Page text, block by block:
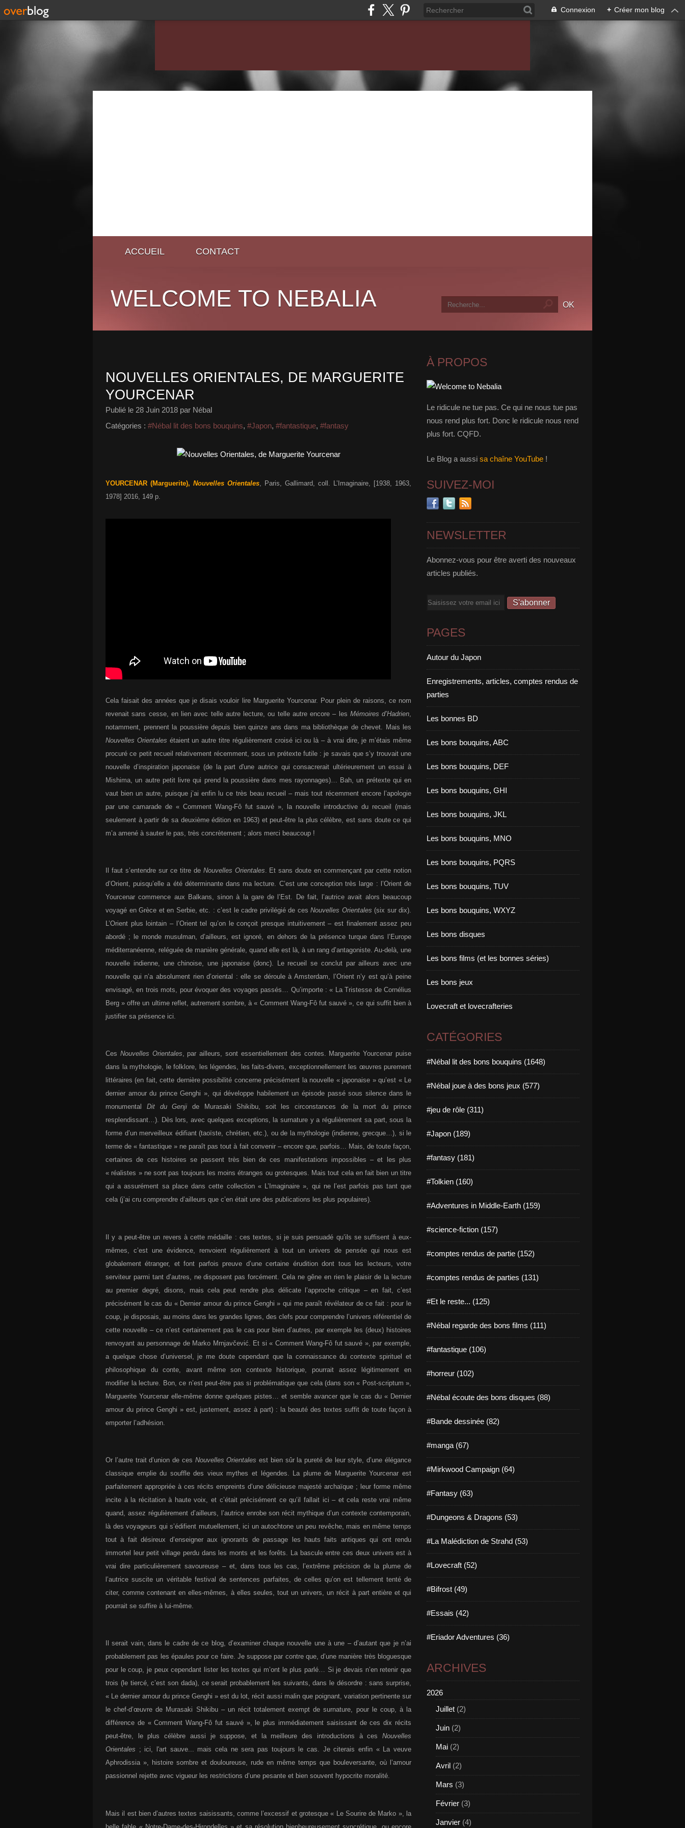
Connexion + Créer mon blog
ACCUEIL CONTACT
WELCOME TO NEBALIA
NOUVELLES ORIENTALES, DE MARGUERITE
YOURCENAR
Publié le 28 Juin 2018 par Nébal
Catégories : #Nébal lit des bons bouquins, #Japon, #fantastique, #fantasy
YOURCENAR (Marguerite), Nouvelles Orientales, Paris, Gallimard, coll. L’Imaginaire, [1938, 1963,
1978] 2016, 149 p.
Cela faisait des années que je disais vouloir lire Marguerite Yourcenar. Pour plein de raisons, ce nom
revenait sans cesse, en lien avec telle autre lecture, ou telle autre encore – les Mémoires d’Hadrien
notamment, prennent la poussière depuis bien quinze ans dans ma bibliothèque de chevet. Mais les
Nouvelles Orientales étaient un autre titre régulièrement croisé ici ou là – à vrai dire, je m’étais même
procuré ce petit recueil relativement récemment, sous un prétexte futile : je savais que s’y trouvait une
nouvelle d’inspiration japonaise (de la part d'une autrice qui consacrerait ultérieurement un essai à
Mishima, un autre petit livre qui prend la poussière dans mes rayonnages)… Bah, un prétexte qui en
vaut bien un autre, puisque j’ai enfin lu ce très beau recueil – mais tout récemment encore l’apologie
par une camarade de « Comment Wang-Fô fut sauvé », la nouvelle introductive du recueil (mais
seulement à partir de sa deuxième édition en 1963) et peut-être la plus célèbre, est sans doute ce qui
m’a amené à sauter le pas, très concrètement ; alors merci beaucoup !
Il faut s’entendre sur ce titre de Nouvelles Orientales . Et sans doute en commençant par cette notion
d’Orient, puisqu’elle a été déterminante dans ma lecture. C’est une conception très large : l’Orient de
Yourcenar commence aux Balkans, sinon à la gare de l’Est. De fait, l’autrice avait alors beaucoup
voyagé en Grèce et en Serbie, etc. : c’est le cadre privilégié de ces Nouvelles Orientales (six sur dix).
L’Orient plus lointain – l’Orient tel qu’on le conçoit presque intuitivement – est finalement assez peu
abordé ; le monde musulman, d’ailleurs, est ignoré, en dehors de la présence turque dans l’Europe
méditerranéenne, reléguée de manière générale, quand elle est là, à un rang d’antagoniste. Au-delà, une
nouvelle indienne, une chinoise, une japonaise (donc). Le recueil se conclut par ailleurs avec une
nouvelle qui n’a absolument rien d’oriental : elle se déroule à Amsterdam, l’Orient n’y est qu’à peine
envisagé, en trois mots, pour évoquer des voyages passés… Qu’importe : « La Tristesse de Cornélius
Berg » offre un ultime reflet, autrement sombre, à « Comment Wang-Fô fut sauvé », ce qui suffit bien à
justifier sa présence ici.
Ces Nouvelles Orientales, par ailleurs, sont essentiellement des contes. Marguerite Yourcenar puise
dans la mythologie, le folklore, les légendes, les faits-divers, exceptionnellement les œuvres purement
littéraires (en fait, cette dernière possibilité concerne précisément la nouvelle « japonaise » qu’est « Le
dernier amour du prince Genghi », qui développe habilement un épisode passé sous silence dans le
monumental Dit du Genji de Murasaki Shikibu, soit les circonstances de la mort du prince
resplendissant…). Dès lors, avec quelques exceptions, la surnature y a régulièrement sa part, sous la
forme d’un merveilleux édifiant (taoïste, chrétien, etc.), ou de la mythologie (indienne, grecque…), si le
terme de « fantastique » ne paraît pas tout à fait convenir – encore que, parfois… Mais, de toute façon,
certaines de ces histoires se passent très bien de ces manifestations impossibles – et les plus
« réalistes » ne sont pas toujours les moins étranges ou grotesques. Mais tout cela en fait bien un titre
qui a assurément sa place dans cette collection « L’Imaginaire », qui ne l’est parfois pas tant que
cela (j’ai cru comprendre d’ailleurs que c’en était une des publications les plus populaires).
Il y a peut-être un revers à cette médaille : ces textes, si je suis persuadé qu’ils se suffisent à eux-
mêmes, c’est une évidence, renvoient régulièrement à tout un univers de pensée qui nous est
globalement étranger, et font parfois preuve d’une certaine érudition dont tous les lecteurs, votre
serviteur parmi tant d’autres, ne disposent pas forcément. Cela ne gêne en rien le plaisir de la lecture
au premier degré, disons, mais cela peut rendre plus délicate l’approche critique – en fait, c’est
précisément le cas du « Dernier amour du prince Genghi » qui me paraît révélateur de ce fait : pour le
coup, je disposais, au moins dans les grandes lignes, des clefs pour comprendre l’univers référentiel de
cette nouvelle – ce n’est certainement pas le cas pour bien d’autres, par exemple les (deux) histoires
renvoyant au personnage de Marko Mrnjavčević. Et si « Comment Wang-Fô fut sauvé », par exemple,
a quelque chose d’universel, je me doute cependant que la connaissance du contexte spirituel et
philosophique du conte, avant même son contexte historique, pourrait assez légitimement en
modifier la lecture. Bon, ce n’est peut-être pas si problématique que cela (dans son « Post-scriptum »,
Marguerite Yourcenar elle-même donne quelques pistes… et semble avancer que le cas du « Dernier
amour du prince Genghi » est, justement, assez à part) : la beauté des textes suffit de toute façon à
emporter l’adhésion.
Or l’autre trait d’union de ces Nouvelles Orientales est bien sûr la pureté de leur style, d’une élégance
classique emplie du souffle des vieux mythes et légendes. La plume de Marguerite Yourcenar est
parfaitement appropriée à ces récits empreints d’une délicieuse majesté archaïque ; leur forme même
incite à la récitation à haute voix, et c’était précisément ce qu’il fallait ici – et cela reste vrai même
quand, assez régulièrement d’ailleurs, l’autrice enrobe son récit mythique d’un contexte contemporain,
là des voyageurs qui s’édifient mutuellement, ici un autochtone un peu revêche, mais en même temps
tout à fait désireux d’enseigner aux ignorants de passage les hauts faits antiques qui ont rendu
immortel leur petit village perdu dans les monts et les forêts. La bascule entre ces deux univers est à
vrai dire particulièrement savoureuse – et, dans tous les cas, l’extrême précision de la plume de
l’autrice suscite un véritable festival de sentences parfaites, de celles qu’on est tellement tenté de
citer, comme contenant en elles-mêmes, à elles seules, tout un univers, un récit à part entière et qui
pourrait se suffire à lui-même.
Il serait vain, dans le cadre de ce blog, d’examiner chaque nouvelle une à une – d’autant que je n’ai
probablement pas les épaules pour ce faire. Je suppose par contre que, d’une manière très bloguesque
pour le coup, je peux cependant lister les textes qui m’ont le plus parlé… Si je devais n’en retenir que
trois (le tiercé, c’est son dada), ce serait probablement les suivants, dans le désordre : sans surprise,
« Le dernier amour du prince Genghi » est du lot, récit aussi malin que poignant, variation pertinente sur
le chef-d’œuvre de Murasaki Shikibu – un récit totalement exempt de surnature, pour le coup, à la
différence de « Comment Wang-Fô fut sauvé », le plus immédiatement saisissant de ces dix récits
peut-être, le plus célèbre aussi je suppose, et la meilleure des introductions à ces Nouvelles
Orientales ; ici, l'art sauve... mais cela ne sera pas toujours le cas. Je citerais enfin « La veuve
Aphrodissia », histoire sombre et douloureuse, rude en même temps que bouleversante, où l’amour
passionnel rejette avec vigueur les restrictions d’une pesante et bien souvent hypocrite moralité.
Mais il est bien d’autres textes saisissants, comme l’excessif et grotesque « Le Sourire de Marko », la
À PROPOS
Le ridicule ne tue pas. Ce qui ne nous tue pas
nous rend plus fort. Donc le ridicule nous rend
plus fort. CQFD.
Le Blog a aussi sa chaîne YouTube !
SUIVEZ-MOI
NEWSLETTER
Abonnez-vous pour être averti des nouveaux
articles publiés.
Email
PAGES
Autour du Japon
Enregistrements, articles, comptes rendus de
parties
Les bonnes BD
Les bons bouquins, ABC
Les bons bouquins, DEF
Les bons bouquins, GHI
Les bons bouquins, JKL
Les bons bouquins, MNO
Les bons bouquins, PQRS
Les bons bouquins, TUV
Les bons bouquins, WXYZ
Les bons disques
Les bons films (et les bonnes séries)
Les bons jeux
Lovecraft et lovecrafteries
CATÉGORIES
#Nébal lit des bons bouquins (1648)
#Nébal joue à des bons jeux (577)
#jeu de rôle (311)
#Japon (189)
#fantasy (181)
#Tolkien (160)
#Adventures in Middle-Earth (159)
#science-fiction (157)
#comptes rendus de partie (152)
#comptes rendus de parties (131)
#Et le reste... (125)
#Nébal regarde des bons films (111)
#fantastique (106)
#horreur (102)
#Nébal écoute des bons disques (88)
#Bande dessinée (82)
#manga (67)
#Mirkwood Campaign (64)
#Fantasy (63)
#Dungeons & Dragons (53)
#La Malédiction de Strahd (53)
#Lovecraft (52)
#Bifrost (49)
#Essais (42)
#Eriador Adventures (36)
ARCHIVES
2026
Juillet (2)
Juin (2)
Mai (2)
Avril (2)
Mars (3)
Février (3)
Janvier (4)